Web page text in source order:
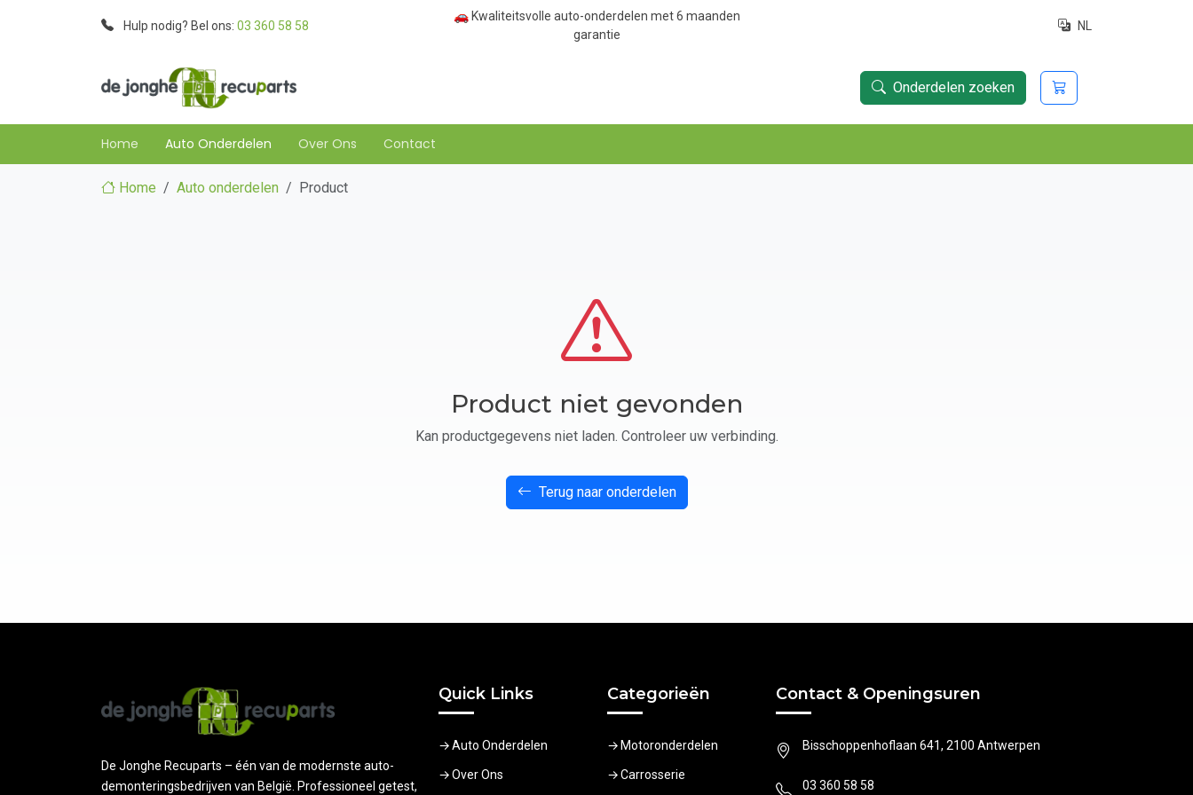
Hulp nodig? Bel ons: 03 360 58 58
🚗 Kwaliteitsvolle auto-onderdelen met 6 maanden
garantie
NL
Onderdelen zoeken
Home Auto Onderdelen Over Ons Contact
Home Auto onderdelen Product
Product niet gevonden
Kan productgegevens niet laden. Controleer uw verbinding.
Terug naar onderdelen
De Jonghe Recuparts – één van de modernste auto-
demonteringsbedrijven van België. Professioneel getest,
Quick Links
Auto Onderdelen
Over Ons
Categorieën
Motoronderdelen
Carrosserie
Contact & Openingsuren
Bisschoppenhoflaan 641, 2100 Antwerpen
03 360 58 58